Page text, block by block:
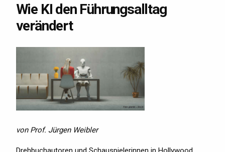
Wie KI den Führungsalltag
verändert
von Prof. Jürgen Weibler